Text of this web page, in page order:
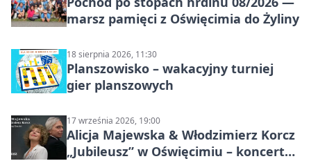
marsz pamięci z Oświęcimia do Żyliny
18 sierpnia 2026, 11:30
Planszowisko – wakacyjny turniej
gier planszowych
17 września 2026, 19:00
Alicja Majewska & Włodzimierz Korcz
„Jubileusz” w Oświęcimiu – koncert